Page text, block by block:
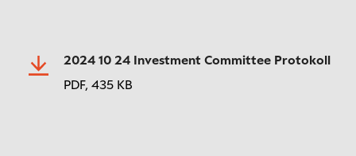
2024 10 24 Investment Committee Protokoll
PDF, 435 KB